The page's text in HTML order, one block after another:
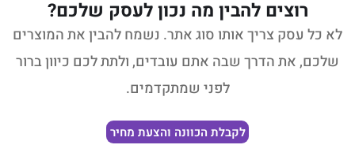
רוצים להבין מה נכון לעסק שלכם?
לא כל עסק צריך אותו סוג אתר. נשמח להבין את המוצרים
שלכם, את הדרך שבה אתם עובדים, ולתת לכם כיוון ברור
לפני שמתקדמים.
לקבלת הכוונה והצעת מחיר